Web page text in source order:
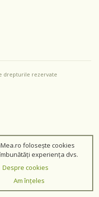
drepturile rezervate
folosește cookies
experiența dvs.
Despre cookies
Am înțeles